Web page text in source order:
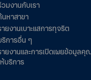
มงานกับเรา
นหาสาขา
ยงานเบาะแสการทุจริต
ริการอื่น ๆ
ยงานและการเปิดเผยข้อมูล
บริการ